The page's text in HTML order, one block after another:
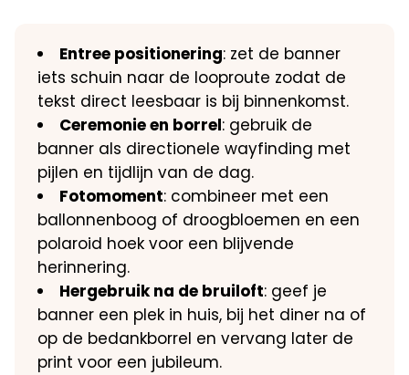
Entree positionering: zet de banner
iets schuin naar de looproute zodat de
tekst direct leesbaar is bij binnenkomst.
Ceremonie en borrel: gebruik de
banner als directionele wayfinding met
pijlen en tijdlijn van de dag.
Fotomoment: combineer met een
ballonnenboog of droogbloemen en een
polaroid hoek voor een blijvende
herinnering.
Hergebruik na de bruiloft: geef je
banner een plek in huis, bij het diner na of
op de bedankborrel en vervang later de
print voor een jubileum.